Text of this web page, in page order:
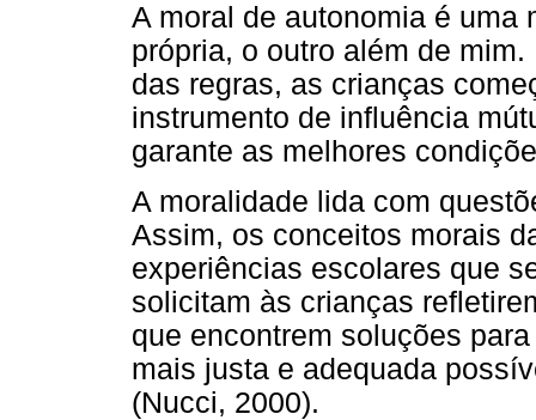
A moral de autonomia é uma
própria, o outro além de
das regras, as crianças
instrumento de influência
garante as melhores
A moralidade lida com
Assim, os conceitos morais
experiências escolares que
solicitam às crianças
que encontrem soluções
mais justa e adequada
(Nucci, 2000).